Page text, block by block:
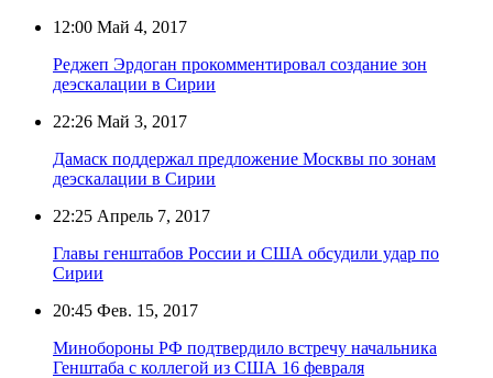
12:00 Май 4, 2017
Реджеп Эрдоган прокомментировал создание зон
деэскалации в Сирии
22:26 Май 3, 2017
Дамаск поддержал предложение Москвы по зонам
деэскалации в Сирии
22:25 Апрель 7, 2017
Главы генштабов России и США обсудили удар по
Сирии
20:45 Фев. 15, 2017
Минобороны РФ подтвердило встречу начальника
Генштаба с коллегой из США 16 февраля